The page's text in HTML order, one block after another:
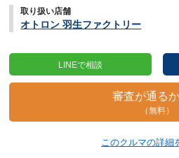
取り扱い店舗
オトロン 羽生ファクトリー
LINEで相談
審査が通る
（無料）
このクルマの詳細